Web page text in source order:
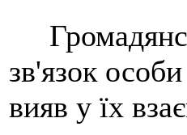
зв'язок
вияв у їх